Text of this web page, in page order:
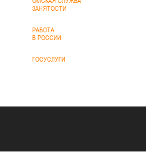
ЗАНЯТОСТИ
РАБОТА
В РОССИИ
ГОСУСЛУГИ